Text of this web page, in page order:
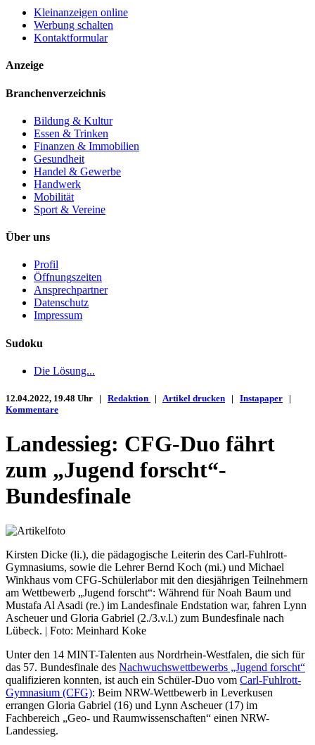
Kleinanzeigen online
Werbung schalten
Kontaktformular
Anzeige
Branchenverzeichnis
Bildung & Kultur
Essen & Trinken
Finanzen & Immobilien
Gesundheit
Handel & Gewerbe
Handwerk
Mobilität
Sport & Vereine
Über uns
Profil
Öffnungszeiten
Ansprechpartner
Datenschutz
Impressum
Sudoku
Die Lösung...
12.04.2022, 19.48 Uhr | Redaktion | Artikel drucken | Instapaper |
Kommentare
Landessieg: CFG-Duo fährt
zum „Jugend forscht“-
Bundesfinale
Kirsten Dicke (li.), die pädagogische Leiterin des Carl-Fuhlrott-
Gymnasiums, sowie die Lehrer Bernd Koch (mi.) und Michael
Winkhaus vom CFG-Schülerlabor mit den diesjährigen Teilnehmern
am Wettbewerb „Jugend forscht“: Während für Noah Baum und
Mustafa Al Asadi (re.) im Landesfinale Endstation war, fahren Lynn
Ascheuer und Gloria Gabriel (2./3.v.l.) zum Bundesfinale nach
Lübeck. | Foto: Meinhard Koke
Unter den 14 MINT-Talenten aus Nordrhein-Westfalen, die sich für
das 57. Bundesfinale des Nachwuchswettbewerbs „Jugend forscht“
qualifizieren konnten, ist auch ein Schüler-Duo vom Carl-Fuhlrott-
Gymnasium (CFG): Beim NRW-Wettbewerb in Leverkusen
errangen Gloria Gabriel (16) und Lynn Ascheuer (17) im
Fachbereich „Geo- und Raumwissenschaften“ einen NRW-
Landessieg.